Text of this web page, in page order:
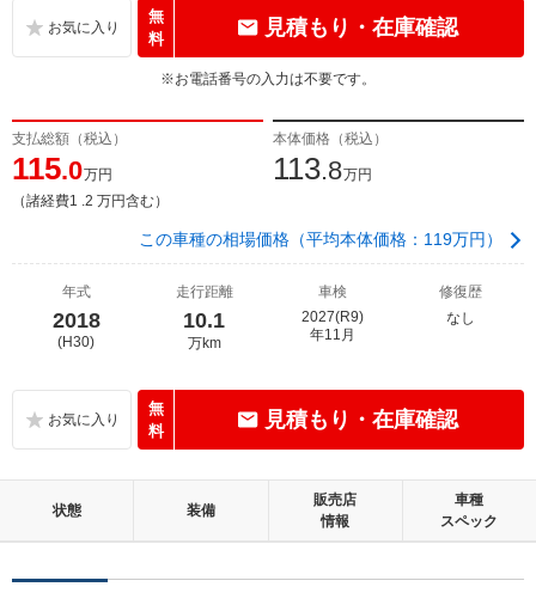
無
料
見積もり・在庫確認
※お電話番号の入力は不要です。
支払総額（税込）
115.0万円
（諸経費1 .2 万円含む）
本体価格（税込）
113.8万円
この車種の相場価格（平均本体価格：119万円）
年式
2018
(H30)
走行距離
10.1
万km
車検
2027(R9)
年11月
修復歴
なし
無
料
見積もり・在庫確認
状態 装備
販売店
情報
車種
スペック